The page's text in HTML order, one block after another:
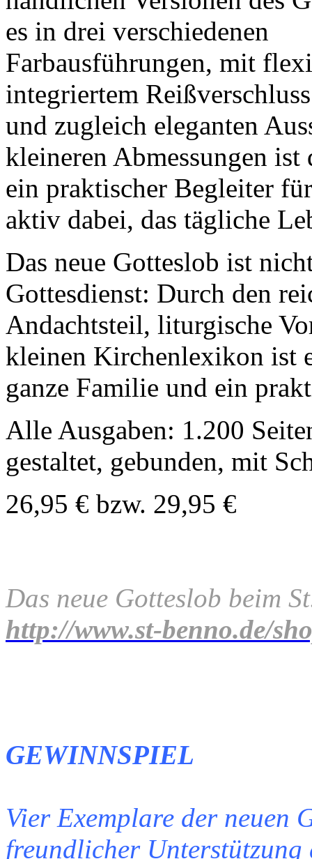
es in drei verschiedenen
Farbausführungen, mit
integriertem
und zugleich eleganten
kleineren Abmessungen ist
ein praktischer Begleiter
aktiv dabei, das tägliche
Das neue Gotteslob ist
Gottesdienst: Durch den
Andachtsteil, liturgische
kleinen Kirchenlexikon ist
ganze Familie und ein
Alle Ausgaben: 1.200
gestaltet, gebunden, mit
26,95 € bzw. 29,95 €
Das neue Gotteslob beim
http://www.st-benno.de/
GEWINNSPIEL
Vier Exemplare der neuen
freundlicher Unterstützung